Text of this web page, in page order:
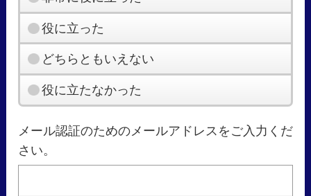
役に立った
どちらともいえない
役に立たなかった
メール認証のためのメールアドレスをご入力くだ
さい。